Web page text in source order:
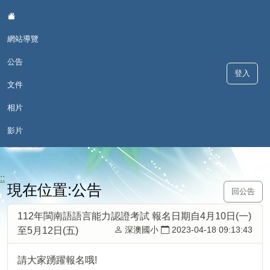
網站導覽
公告
文件
相片
影片
登入
言網
回公告
現在位置:公告
112年閩南語語言能力認證考試 報名日期自4月10日(一)
至5月12日(五)
深澳國小 2023-04-18 09:13:43
請大家踴躍報名哦!